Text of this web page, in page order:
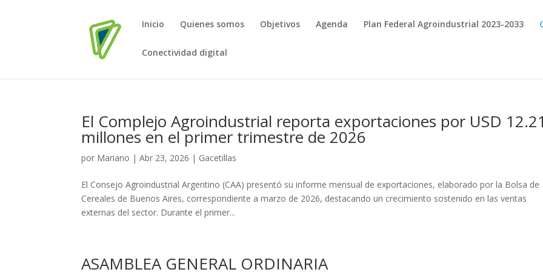
Inicio Quienes somos Objetivos Agenda Plan Federal Agroindustrial 2023-2033
Conectividad digital
El Complejo Agroindustrial reporta exportaciones por USD
millones en el primer trimestre de 2026
por Mariano |Abr 23, 2026 | Gacetillas
El Consejo Agroindustrial Argentino (CAA) presentó su informe mensual de exportaciones, elaborado por la Bolsa de
Cereales de Buenos Aires, correspondiente a marzo de 2026, destacando un crecimiento sostenido en las ventas
externas del sector. Durante el primer...
ASAMBLEA GENERAL ORDINARIA